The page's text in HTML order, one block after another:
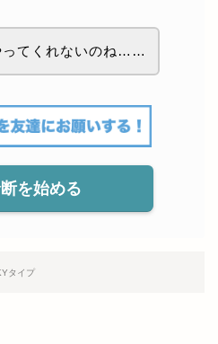
ってくれないのね……
を始める
タイプ